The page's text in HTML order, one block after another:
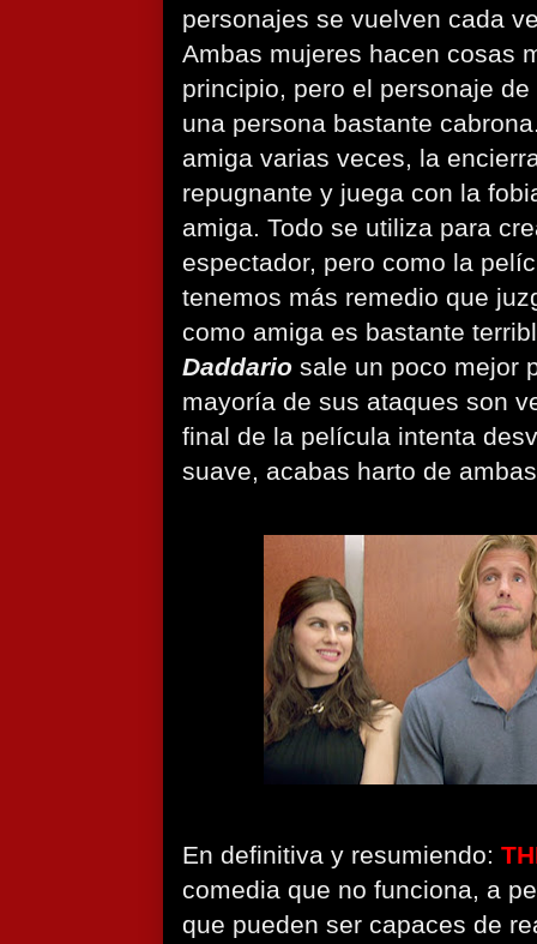
personajes se vuelven cada
Ambas mujeres hacen cosas
principio, pero el personaje de
una persona bastante
amiga varias veces, la
repugnante y juega con la
amiga. Todo se utiliza para
espectador, pero como la
tenemos más remedio que
como amiga es bastante
Daddario sale un poco mejor
mayoría de sus ataques son
final de la película intenta
suave, acabas harto de
En definitiva y resumiendo:
comedia que no funciona, a
que pueden ser capaces de